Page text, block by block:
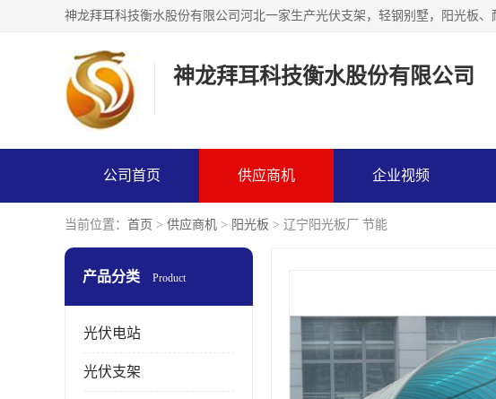
神龙拜耳科技衡水股份有限公司
公司首页 供应商机 企业视频
当前位置： 首页 > 供应商机 > 阳光板 > 辽宁阳光板厂 节能
产品分类 Product
光伏电站
光伏支架